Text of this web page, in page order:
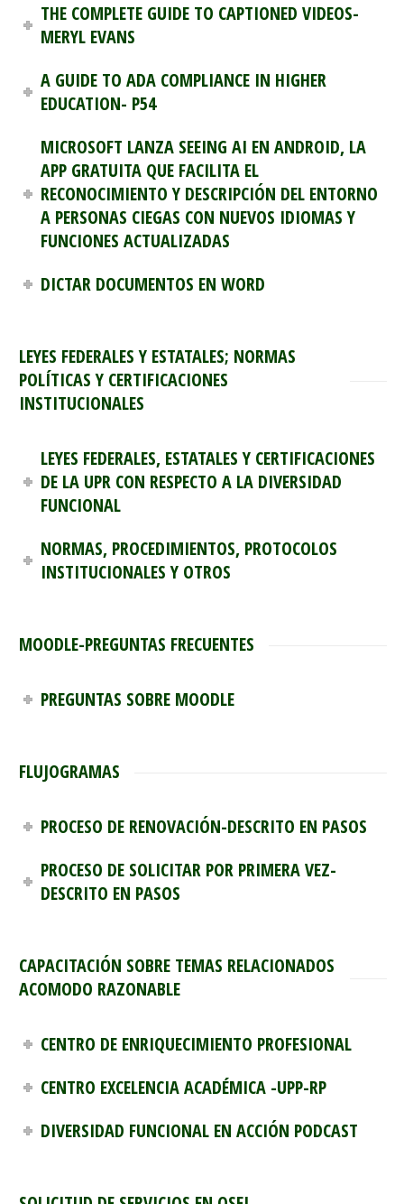
THE COMPLETE GUIDE TO CAPTIONED VIDEOS-
MERYL EVANS
A GUIDE TO ADA COMPLIANCE IN HIGHER
EDUCATION- P54
MICROSOFT LANZA SEEING AI EN ANDROID, LA
APP GRATUITA QUE FACILITA EL
RECONOCIMIENTO Y DESCRIPCIÓN DEL ENTORNO
A PERSONAS CIEGAS CON NUEVOS IDIOMAS Y
FUNCIONES ACTUALIZADAS
DICTAR DOCUMENTOS EN WORD
LEYES FEDERALES Y ESTATALES; NORMAS
POLÍTICAS Y CERTIFICACIONES
INSTITUCIONALES
LEYES FEDERALES, ESTATALES Y CERTIFICACIONES
DE LA UPR CON RESPECTO A LA DIVERSIDAD
FUNCIONAL
NORMAS, PROCEDIMIENTOS, PROTOCOLOS
INSTITUCIONALES Y OTROS
MOODLE-PREGUNTAS FRECUENTES
PREGUNTAS SOBRE MOODLE
FLUJOGRAMAS
PROCESO DE RENOVACIÓN-DESCRITO EN PASOS
PROCESO DE SOLICITAR POR PRIMERA VEZ-
DESCRITO EN PASOS
CAPACITACIÓN SOBRE TEMAS RELACIONADOS
ACOMODO RAZONABLE
CENTRO DE ENRIQUECIMIENTO PROFESIONAL
CENTRO EXCELENCIA ACADÉMICA -UPP-RP
DIVERSIDAD FUNCIONAL EN ACCIÓN PODCAST